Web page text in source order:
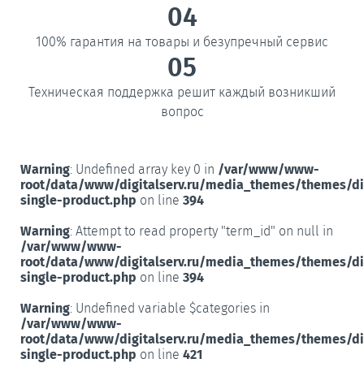
04
100% гарантия на товары и безупречный сервис
05
Техническая поддержка решит каждый возникший
вопрос
Warning: Undefined array key 0 in /var/www/www-
root/data/www/digitalserv.ru/media_themes/themes/
single-product.php on line 394
Warning: Attempt to read property "term_id" on null in
/var/www/www-
root/data/www/digitalserv.ru/media_themes/themes/
single-product.php on line 394
Warning: Undefined variable $categories in
/var/www/www-
root/data/www/digitalserv.ru/media_themes/themes/
single-product.php on line 421